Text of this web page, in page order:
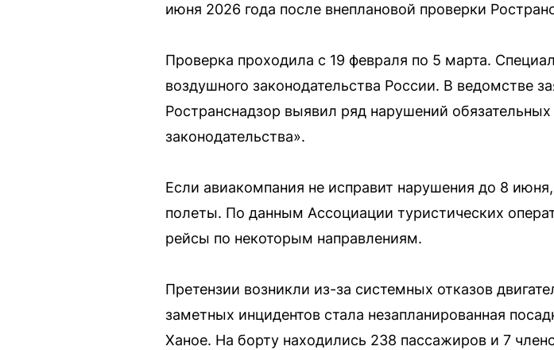
июня 2026 года после внеплановой проверки
Проверка проходила с 19 февраля по 5 марта.
воздушного законодательства России. В ведомстве
Ространснадзор выявил ряд нарушений
законодательства».
Если авиакомпания не исправит нарушения до 8
полеты. По данным Ассоциации туристических
рейсы по некоторым направлениям.
Претензии возникли из-за системных отказов
заметных инцидентов стала незапланированная
Ханое. На борту находились 238 пассажиров и 7